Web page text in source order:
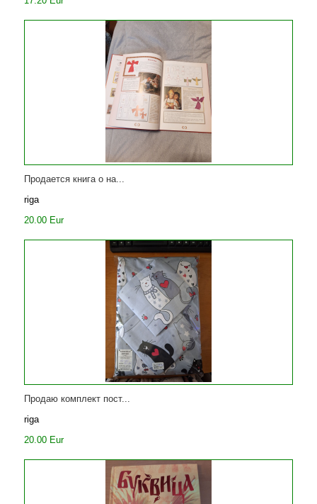
Продается книга о на...
riga
20.00 Eur
Продаю комплект пост...
riga
20.00 Eur